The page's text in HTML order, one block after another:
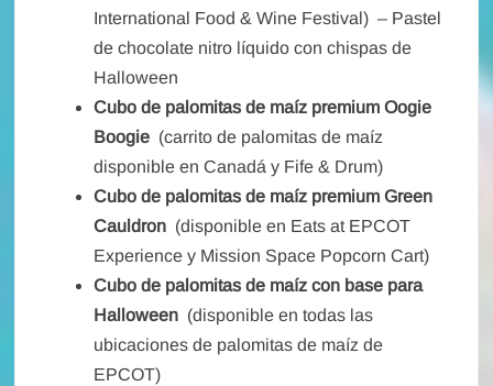
International Food & Wine Festival) – Pastel
de chocolate nitro líquido con chispas de
Halloween
Cubo de palomitas de maíz premium Oogie
Boogie (carrito de palomitas de maíz
disponible en Canadá y Fife & Drum)
Cubo de palomitas de maíz premium Green
Cauldron (disponible en Eats at EPCOT
Experience y Mission Space Popcorn Cart)
Cubo de palomitas de maíz con base para
Halloween (disponible en todas las
ubicaciones de palomitas de maíz de
EPCOT)